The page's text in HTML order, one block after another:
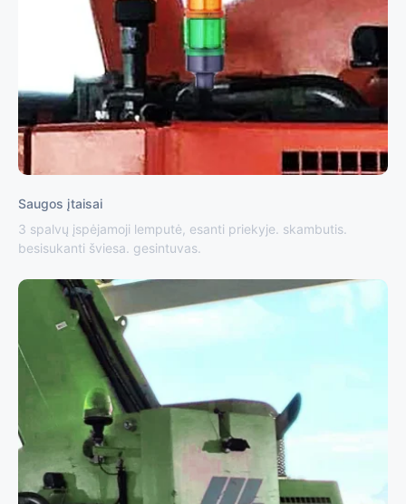
Saugos įtaisai
3 spalvų įspėjamoji lemputė, esanti priekyje. skambutis.
besisukanti šviesa. gesintuvas.